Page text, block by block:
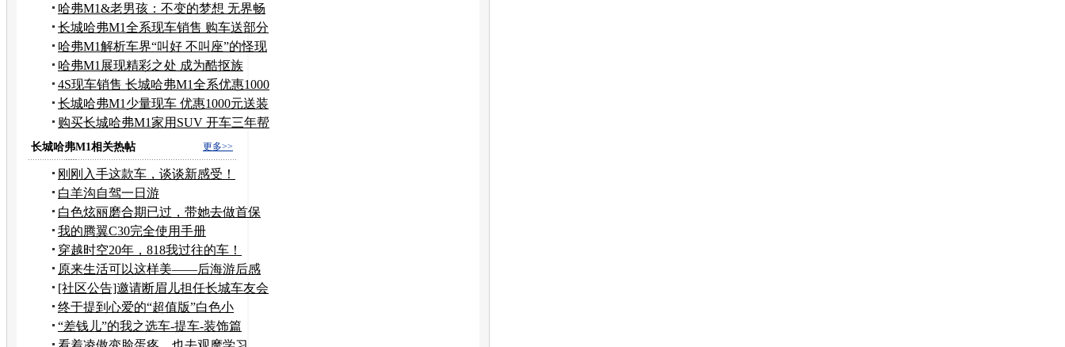
装潢
哈弗M1&老男孩：不变的梦想 无界畅
行
长城哈弗M1全系现车销售 购车送部分
装潢
哈弗M1解析车界“叫好 不叫座”的怪现
象
哈弗M1展现精彩之处 成为酷抠族
的“菜”
4S现车销售 长城哈弗M1全系优惠1000
元
长城哈弗M1少量现车 优惠1000元送装
潢
购买长城哈弗M1家用SUV 开车三年帮
你养
更多>>
长城哈弗M1相关热帖
刚刚入手这款车，谈谈新感受！
白羊沟自驾一日游
白色炫丽磨合期已过，带她去做首保
啦~
我的腾翼C30完全使用手册
穿越时空20年，818我过往的车！
原来生活可以这样美——后海游后感
[社区公告]邀请断眉儿担任长城车友会
论坛斑竹
终于提到心爱的“超值版”白色小
傲！！！
“差钱儿”的我之选车-提车-装饰篇